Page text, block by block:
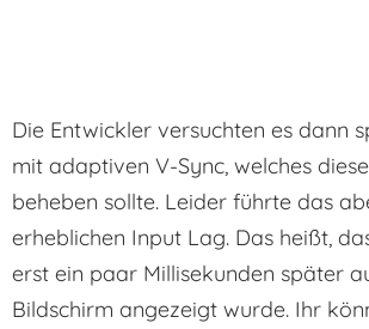
Die Entwickler versuchten es dann
mit adaptiven V-Sync, welches
beheben sollte. Leider führte das
erheblichen Input Lag. Das heißt,
erst ein paar Millisekunden später
Bildschirm angezeigt wurde. Ihr